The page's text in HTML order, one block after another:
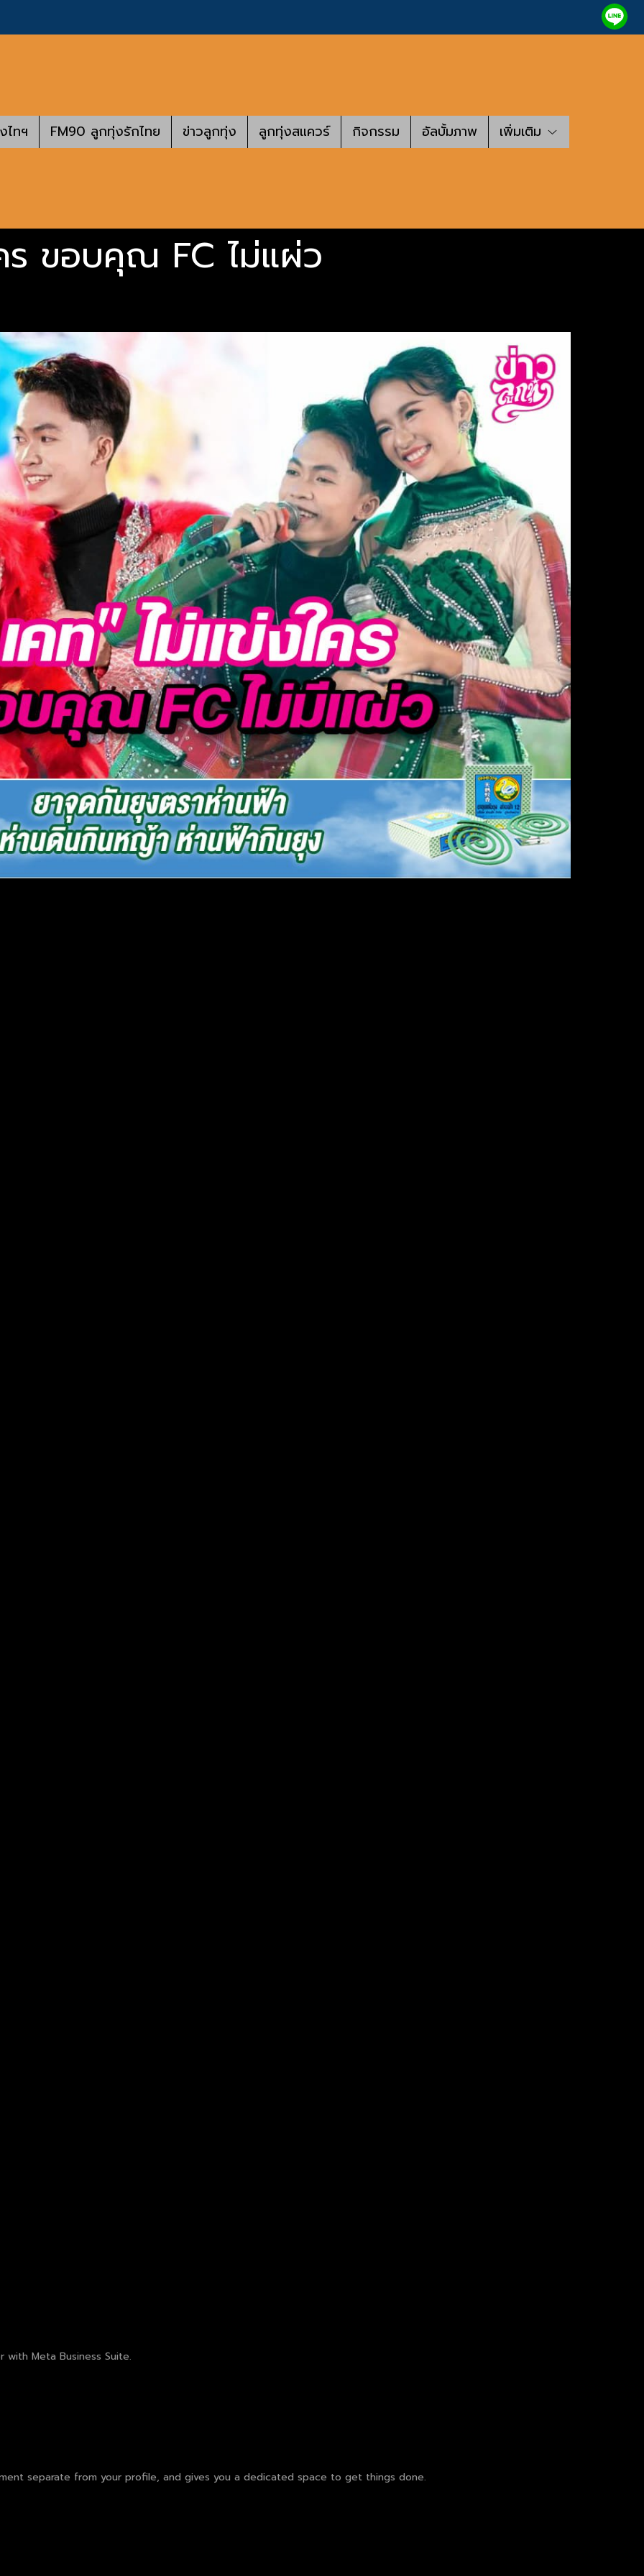
ไทฯ FM90 ลูกทุ่งรักไทย ข่าวลูกทุ่ง ลูกทุ่งสแควร์ กิจกรรม อัลบั้มภาพ เพิ่มเติม
ร ขอบคุณ FC ไม่แผ่ว
Meta Business Suite.
separate from your profile, and gives you a dedicated space to get things done.